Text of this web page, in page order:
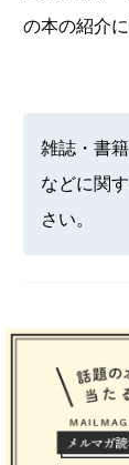
の本の紹介
雑誌・書
などに関
さい。